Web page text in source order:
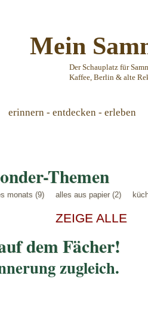
Mein
Der Schauplatz für
Kaffee, Berlin & alte
erinnern - entdecken - erleben
Themen
monats (9) alles aus papier (2)
ZEIGE ALLE
dem Fächer!
zugleich.